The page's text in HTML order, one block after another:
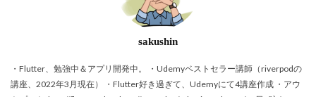
sakushin
・Flutter、勉強中＆アプリ開発中。 ・Udemyベストセラー講師（riverpodの
講座、2022年3月現在） ・Flutter好き過ぎて、Udemyにて4講座作成 ・アウ